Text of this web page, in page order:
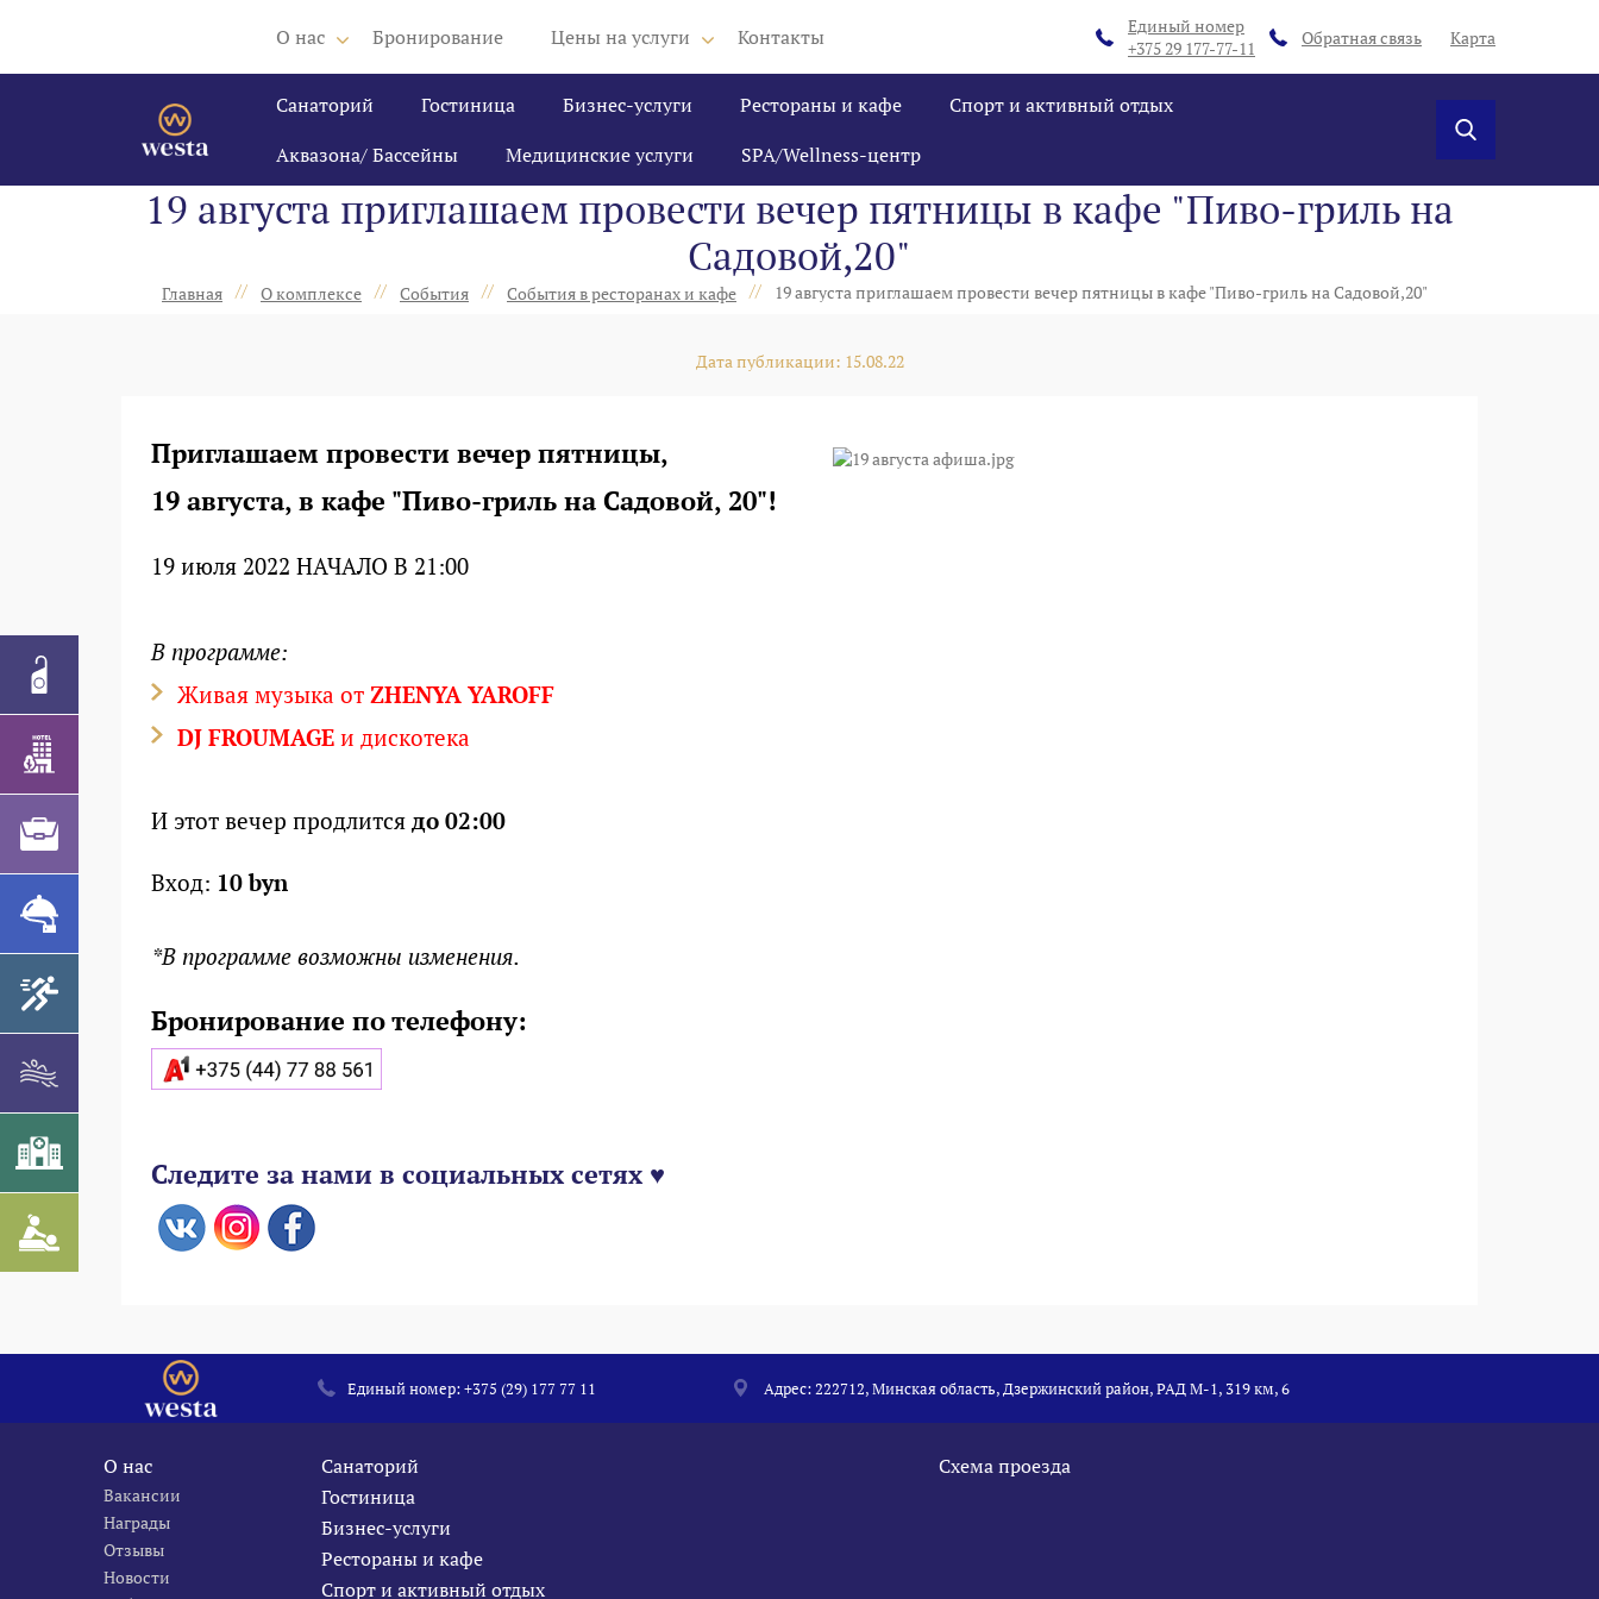
О нас Бронирование Цены на услуги Контакты
Единый номер
+375 29 177-77-11
Обратная связь Карта
Санаторий Гостиница Бизнес-услуги Рестораны и кафе
Спорт и активный отдых
Аквазона/ Бассейны
Медицинские услуги SPA/Wellness-центр
19 августа приглашаем провести вечер пятницы в кафе "Пиво-гриль на
Садовой,20"
Главная // О комплексе // События // События в ресторанах и кафе // 19 августа приглашаем провести вечер пятницы в кафе "Пиво-гриль на Садовой,20"
Дата публикации: 15.08.22
Приглашаем провести вечер пятницы,
19 августа, в кафе "Пиво-гриль на Садовой, 20"!
19 июля 2022 НАЧАЛО В 21:00
В программе:
Живая музыка от ZHENYA YAROFF
DJ FROUMAGE и дискотека
И этот вечер продлится до 02:00
Вход: 10 byn
*В программе возможны изменения.
Бронирование по телефону:
Следите за нами в социальных сетях ♥
Единый номер:+375 (29) 177 77 11 Адрес: 222712, Минская область, Дзержинский район, РАД М-1, 319 км, 6
О нас
Вакансии
Награды
Отзывы
Новости
Санаторий
Гостиница
Бизнес-услуги
Рестораны и кафе
Спорт и активный отдых
Схема проезда